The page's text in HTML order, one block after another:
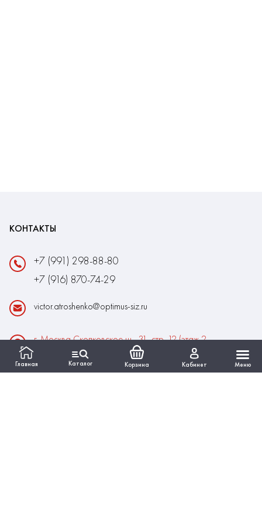
Главная Каталог Корзина Кабинет Меню
КОНТАКТЫ
+7 (991) 298-88-80
+7 (916) 870-74-29
victor.atroshenko@optimus-siz.ru
г. Москва Сколковское ш., 31, стр. 12 (этаж 2,
помещение 22)
Время работы: